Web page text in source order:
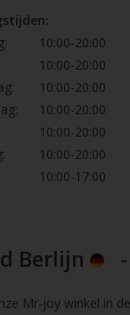
10:00-20:00
10:00-20:00
10:00-20:00
10:00-20:00
10:00-20:00
10:00-20:00
10:00-17:00
Berlijn
Mr-joy winkel in